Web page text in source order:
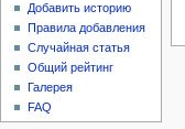
Добавить историю
Правила добавления
Случайная статья
Общий рейтинг
Галерея
FAQ